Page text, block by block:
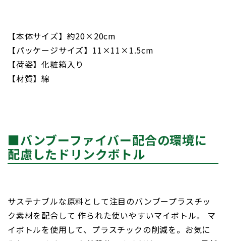
【本体サイズ】約20×20cm
【パッケージサイズ】11×11×1.5cm
【荷姿】化粧箱入り
【材質】綿
■バンブーファイバー配合の環境に
配慮したドリンクボトル
サステナブルな原料として注目のバンブープラスチッ
ク素材を配合して 作られた使いやすいマイボトル。 マ
イボトルを使用して、プラスチックの削減を。お気に